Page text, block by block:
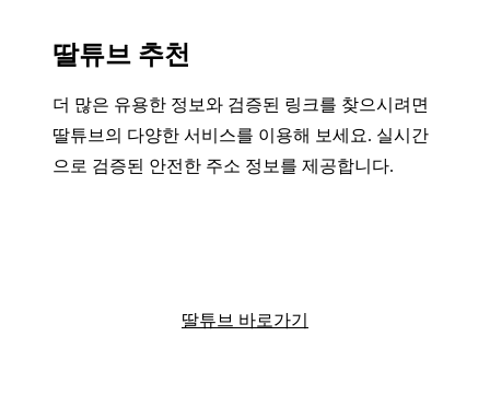
딸튜브 추천
더 많은 유용한 정보와 검증된 링크를 찾으시려면
딸튜브의 다양한 서비스를 이용해 보세요. 실시간
으로 검증된 안전한 주소 정보를 제공합니다.
딸튜브 바로가기